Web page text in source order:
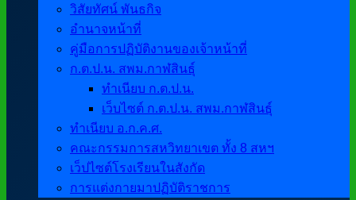
วิสัยทัศน์ พันธกิจ
อำนาจหน้าที่
คู่มือการปฏิบัติงานของเจ้าหน้าที่
ก.ต.ป.น. สพม.กาฬสินธุ์
ทำเนียบ ก.ต.ป.น.
เว็บไซต์ ก.ต.ป.น. สพม.กาฬสินธุ์
ทำเนียบ อ.ก.ค.ศ.
คณะกรรมการสหวิทยาเขต ทั้ง 8 สหฯ
เว็ปไซต์โรงเรียนในสังกัด
การแต่งกายมาปฏิบัติราชการ